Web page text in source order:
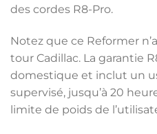
des cordes R8-Pro.
Notez que ce Reformer
tour Cadillac. La garantie
domestique et inclut un
supervisé, jusqu’à 20
limite de poids de